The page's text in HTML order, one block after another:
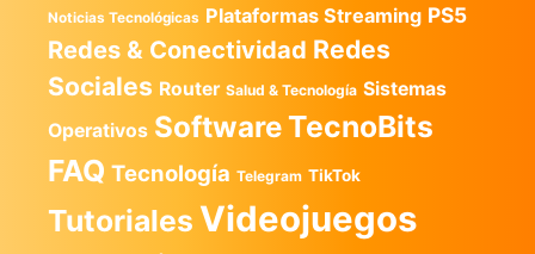
Noticias Tecnológicas Plataformas Streaming PS5
Redes & Conectividad Redes
Sociales Router Salud & Tecnología Sistemas
Operativos SoftwareTecnoBits
FAQ Tecnología Telegram TikTok
Tutoriales Videojuegos